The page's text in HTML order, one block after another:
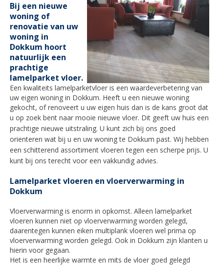
Bij een nieuwe
woning of
renovatie van uw
woning in
Dokkum hoort
natuurlijk een
prachtige
lamelparket vloer.
Een kwaliteits lamelparketvloer is een waardeverbetering van
uw eigen woning in Dokkum. Heeft u een nieuwe woning
gekocht, of renoveert u uw eigen huis dan is de kans groot dat
u op zoek bent naar mooie nieuwe vloer. Dit geeft uw huis een
prachtige nieuwe uitstraling. U kunt zich bij ons goed
orienteren wat bij u en uw woning te Dokkum past. Wij hebben
een schitterend assortiment vloeren tegen een scherpe prijs. U
kunt bij ons terecht voor een vakkundig advies.
Lamelparket vloeren en vloerverwarming in
Dokkum
Vloerverwarming is enorm in opkomst. Alleen lamelparket
vloeren kunnen niet op vloerverwarming worden gelegd,
daarentegen kunnen eiken multiplank vloeren wel prima op
vloerverwarming worden gelegd. Ook in Dokkum zijn klanten u
hierin voor gegaan.
Het is een heerlijke warmte en mits de vloer goed gelegd